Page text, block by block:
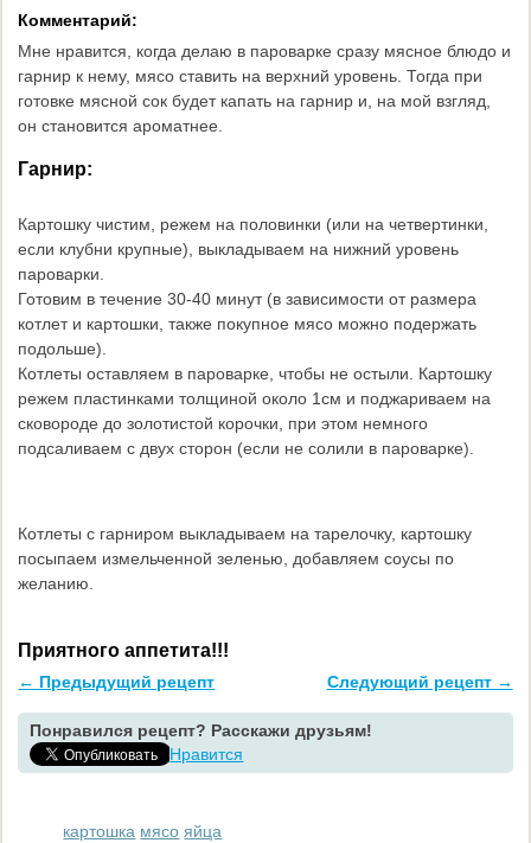
Комментарий:
Мне нравится, когда делаю в пароварке сразу мясное блюдо и
гарнир к нему, мясо ставить на верхний уровень. Тогда при
готовке мясной сок будет капать на гарнир и, на мой взгляд,
он становится ароматнее.
Гарнир:
Картошку чистим, режем на половинки (или на четвертинки,
если клубни крупные), выкладываем на нижний уровень
пароварки.
Готовим в течение 30-40 минут (в зависимости от размера
котлет и картошки, также покупное мясо можно подержать
подольше).
Котлеты оставляем в пароварке, чтобы не остыли. Картошку
режем пластинками толщиной около 1см и поджариваем на
сковороде до золотистой корочки, при этом немного
подсаливаем с двух сторон (если не солили в пароварке).
Котлеты с гарниром выкладываем на тарелочку, картошку
посыпаем измельченной зеленью, добавляем соусы по
желанию.
Приятного аппетита!!!
← Предыдущий рецепт Следующий рецепт →
Понравился рецепт? Расскажи друзьям!
Нравится
картошка мясо яйца